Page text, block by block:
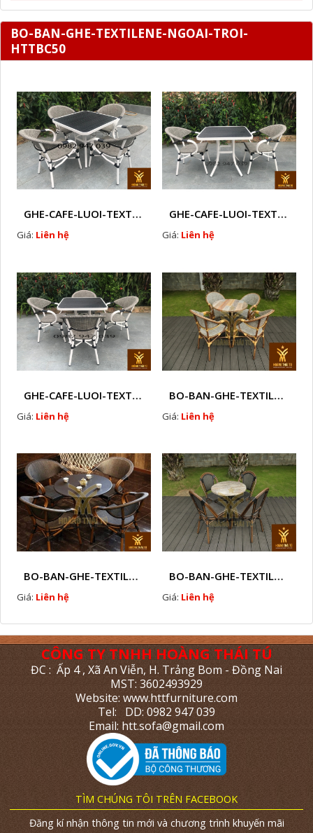
BO-BAN-GHE-TEXTILENE-NGOAI-TROI-
HTTBC50
GHE-CAFE-LUOI-TEXTILENE-NGOAI-TROI-M3
Giá: Liên hệ
GHE-CAFE-LUOI-TEXTILENE-NGOAI-TROI-M 2
Giá: Liên hệ
GHE-CAFE-LUOI-TEXTILENE-NGOAI-TROI-M 1
Giá: Liên hệ
BO-BAN-GHE-TEXTILENE-NGOAI-TROI-HTTBC2
Giá: Liên hệ
BO-BAN-GHE-TEXTILENE-NGOAI-TROI-HTTBC3
Giá: Liên hệ
BO-BAN-GHE-TEXTILENE-NGOAI-TROI-HTTBC4
Giá: Liên hệ
CÔNG TY TNHH HOÀNG THÁI TÚ
ĐC : Ấp 4 , Xã An Viễn, H. Trảng Bom - Đồng Nai
MST: 3602493929
Website: www.httfurniture.com
Tel: DD: 0982 947 039
Email: htt.sofa@gmail.com
TÌM CHÚNG TÔI TRÊN FACEBOOK
Đăng kí nhận thông tin mới và chương trình khuyến mãi